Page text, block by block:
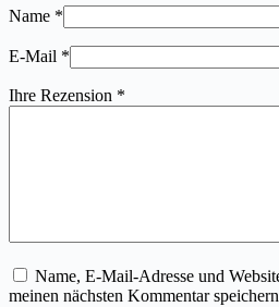
Name *
E-Mail *
Ihre Rezension *
Name, E-Mail-Adresse und
meinen nächsten Kommentar